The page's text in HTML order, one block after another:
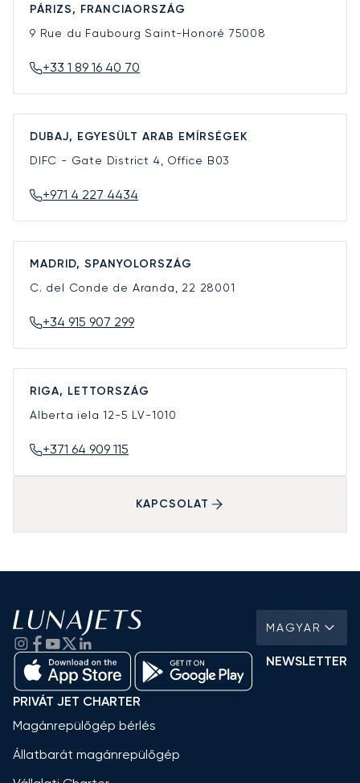
PÁRIZS, FRANCIAORSZÁG
9 Rue du Faubourg Saint-Honoré 75008
+33 1 89 16 40 70
DUBAJ, EGYESÜLT ARAB EMÍRSÉGEK
DIFC - Gate District 4, Office B03
+971 4 227 4434
MADRID, SPANYOLORSZÁG
C. del Conde de Aranda, 22 28001
+34 915 907 299
RIGA, LETTORSZÁG
Alberta iela 12-5 LV-1010
+371 64 909 115
KAPCSOLAT
MAGYAR
NEWSLETTER
PRIVÁT JET CHARTER
Magánrepülőgép bérlés
Állatbarát magánrepülőgép